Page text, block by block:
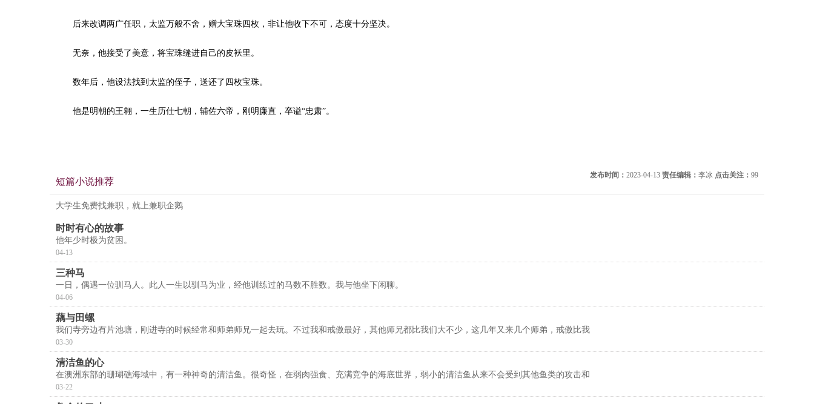
后来改调两广任职，太监万般不舍，赠大宝珠四枚，非让他收下不可，态度十分坚决。
无奈，他接受了美意，将宝珠缝进自己的皮袄里。
数年后，他设法找到太监的侄子，送还了四枚宝珠。
他是明朝的王翱，一生历仕七朝，辅佐六帝，刚明廉直，卒谥“忠肃”。
发布时间： 2023-04-13 责任编辑： 李冰 点击关注： 99
短篇小说推荐
大学生免费找兼职，就上兼职企鹅
时时有心的故事
他年少时极为贫困。
04-13
三种马
一日，偶遇一位驯马人。此人一生以驯马为业，经他训练过的马数不胜数。我与他坐下闲聊。
04-06
藕与田螺
我们寺旁边有片池塘，刚进寺的时候经常和师弟师兄一起去玩。不过我和戒傲最好，其他师兄都比我们大不少，这几年又来几个师弟，戒傲比我
03-30
清洁鱼的心
在澳洲东部的珊瑚礁海域中，有一种神奇的清洁鱼。很奇怪，在弱肉强食、充满竞争的海底世界，弱小的清洁鱼从来不会受到其他鱼类的攻击和
03-22